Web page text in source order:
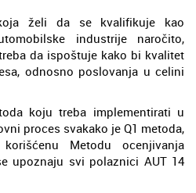
želi da se kvalifikuje kao
industrije naročito,
da ispoštuje kako bi kvalitet
odnosno poslovanja u celini
koju treba implementirati u
proces svakako je Q1 metoda,
Metodu ocenjivanja
upoznaju svi polaznici AUT 14